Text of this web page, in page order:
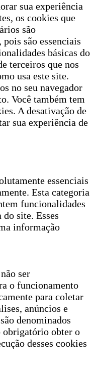
sua experiência
os cookies que
são
pois são essenciais
básicas do
terceiros que nos
usa este site.
no seu navegador
Você também tem
A desativação de
sua experiência de
essenciais
Esta categoria
funcionalidades
do site. Esses
informação
ser
o funcionamento
para coletar
anúncios e
denominados
obrigatório obter o
desses cookies